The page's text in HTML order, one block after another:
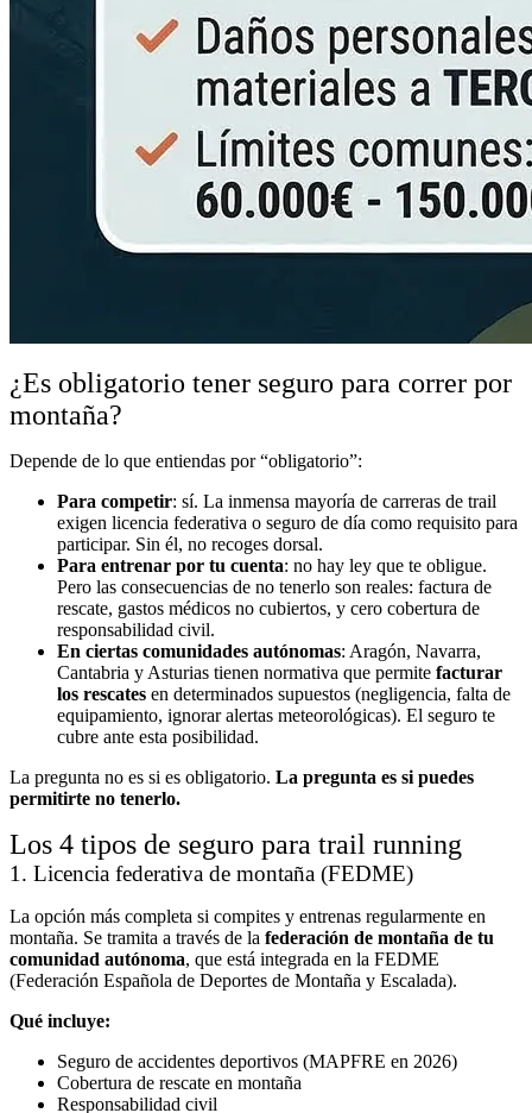
¿Es obligatorio tener seguro para correr por
montaña?
Depende de lo que entiendas por “obligatorio”:
Para competir: sí. La inmensa mayoría de carreras de trail
exigen licencia federativa o seguro de día como requisito para
participar. Sin él, no recoges dorsal.
Para entrenar por tu cuenta: no hay ley que te obligue.
Pero las consecuencias de no tenerlo son reales: factura de
rescate, gastos médicos no cubiertos, y cero cobertura de
responsabilidad civil.
En ciertas comunidades autónomas: Aragón, Navarra,
Cantabria y Asturias tienen normativa que permite facturar
los rescates en determinados supuestos (negligencia, falta de
equipamiento, ignorar alertas meteorológicas). El seguro te
cubre ante esta posibilidad.
La pregunta no es si es obligatorio. La pregunta es si puedes
permitirte no tenerlo.
Los 4 tipos de seguro para trail running
1. Licencia federativa de montaña (FEDME)
La opción más completa si compites y entrenas regularmente en
montaña. Se tramita a través de la federación de montaña de tu
comunidad autónoma, que está integrada en la FEDME
(Federación Española de Deportes de Montaña y Escalada).
Qué incluye:
Seguro de accidentes deportivos (MAPFRE en 2026)
Cobertura de rescate en montaña
Responsabilidad civil